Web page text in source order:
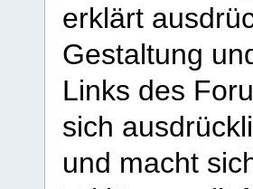
erklärt
Gestaltung
Links des
sich
und macht